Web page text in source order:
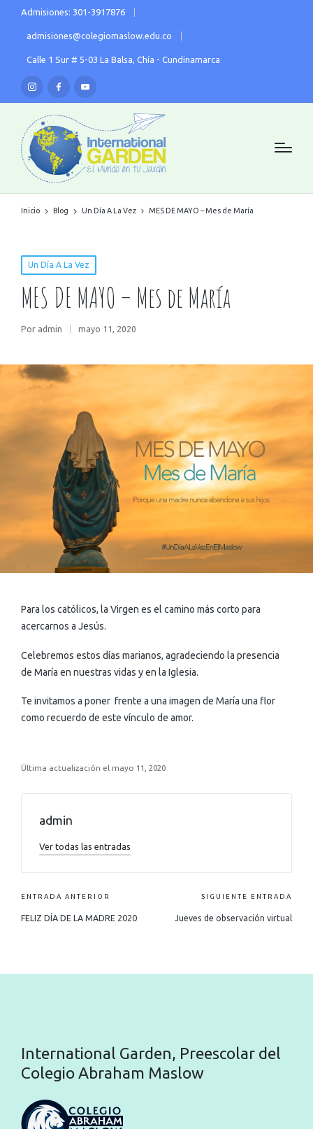
Admisiones: 301-3917876
admisiones@colegiomaslow.edu.co
Calle 1 Sur # 5-03 La Balsa, Chía - Cundinamarca
Inicio Blog Un Día A La Vez MES DE MAYO – Mes de María
Un Día A La Vez
MES DE MAYO – Mes de María
Por admin mayo 11, 2020
Para los católicos, la Virgen es el camino más corto para
acercarnos a Jesús.
Celebremos estos días marianos, agradeciendo la presencia
de María en nuestras vidas y en la Iglesia.
Te invitamos a poner frente a una imagen de María una flor
como recuerdo de este vínculo de amor.
Última actualización el mayo 11, 2020
admin
Ver todas las entradas
ENTRADA ANTERIOR
FELIZ DÍA DE LA MADRE 2020
SIGUIENTE ENTRADA
Jueves de observación virtual
International Garden, Preescolar del
Colegio Abraham Maslow